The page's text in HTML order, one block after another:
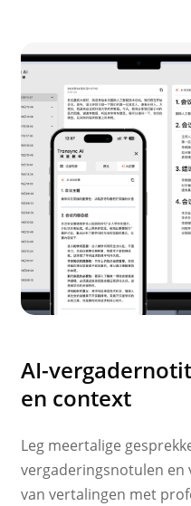
AI-
en context
Leg meertalige
vergaderingsnotulen en
van vertalingen met